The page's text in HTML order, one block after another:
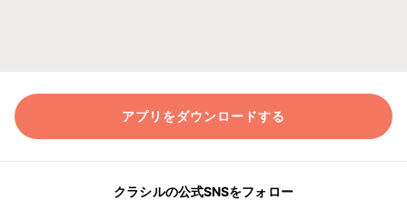
アプリをダウンロードする
クラシルの公式SNSをフォロー